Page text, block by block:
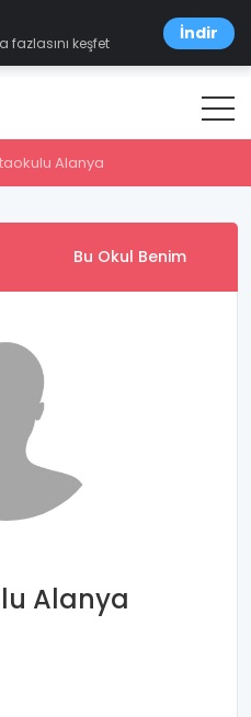
keşfet
İndir
Alanya
Bu Okul Benim
Alanya